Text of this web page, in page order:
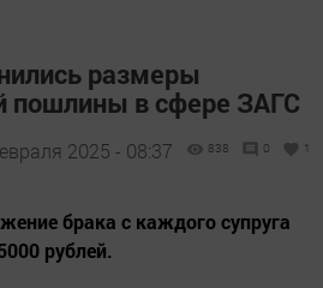
размеры
пошлины в сфере ЗАГС
2025 - 08:37 838 0 1
брака с каждого супруга
рублей.